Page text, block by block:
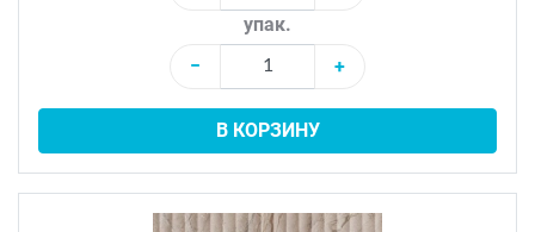
упак.
−
+
В КОРЗИНУ